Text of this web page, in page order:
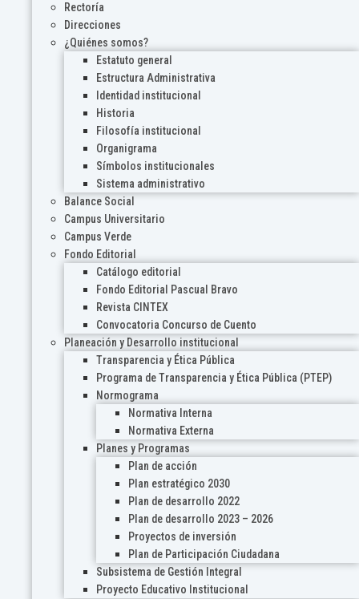
Rectoría
Direcciones
¿Quiénes somos?
Estatuto general
Estructura Administrativa
Identidad institucional
Historia
Filosofía institucional
Organigrama
Símbolos institucionales
Sistema administrativo
Balance Social
Campus Universitario
Campus Verde
Fondo Editorial
Catálogo editorial
Fondo Editorial Pascual Bravo
Revista CINTEX
Convocatoria Concurso de Cuento
Planeación y Desarrollo institucional
Transparencia y Ética Pública
Programa de Transparencia y Ética Pública (PTEP)
Normograma
Normativa Interna
Normativa Externa
Planes y Programas
Plan de acción
Plan estratégico 2030
Plan de desarrollo 2022
Plan de desarrollo 2023 – 2026
Proyectos de inversión
Plan de Participación Ciudadana
Subsistema de Gestión Integral
Proyecto Educativo Institucional